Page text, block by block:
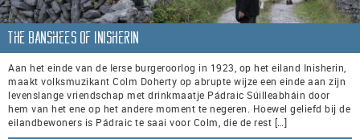
The Banshees of Inisherin
Aan het einde van de Ierse burgeroorlog in 1923, op het eiland Inisherin,
maakt volksmuzikant Colm Doherty op abrupte wijze een einde aan zijn
levenslange vriendschap met drinkmaatje Pádraic Súilleabháin door
hem van het ene op het andere moment te negeren. Hoewel geliefd bij de
eilandbewoners is Pádraic te saai voor Colm, die de rest […]